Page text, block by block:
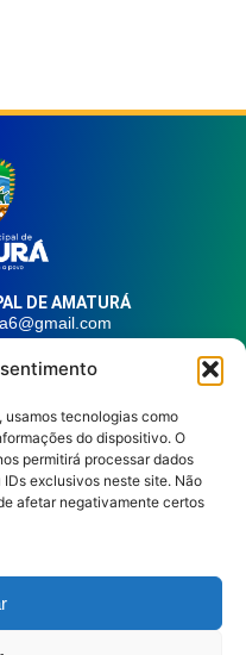
usamos tecnologias como
do dispositivo. O
permitirá processar dados
exclusivos neste site. Não
afetar negativamente certos
DE AMATURÁ
Centro | Amaturá – AM
08:00 às 14:00.